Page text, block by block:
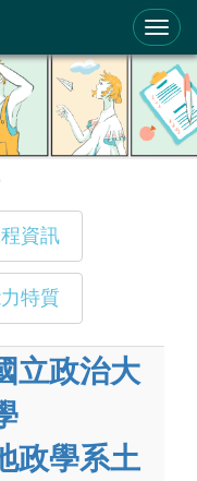
資訊
特質
立政治大
政學系土